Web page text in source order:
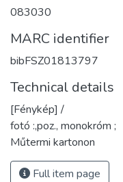
083030
MARC identifier
bibFSZ01813797
Technical details
[Fénykép] /
fotó :,poz., monokróm ;
Műtermi kartonon
Full item page